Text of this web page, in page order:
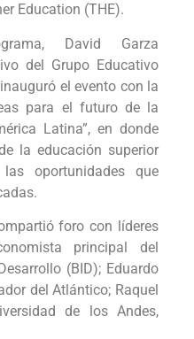
Education (THE).
David Garza
del Grupo Educativo
el evento con la
para el futuro de la
Latina”, en donde
la educación superior
oportunidades que
foro con líderes
principal del
(BID); Eduardo
del Atlántico; Raquel
de los Andes,